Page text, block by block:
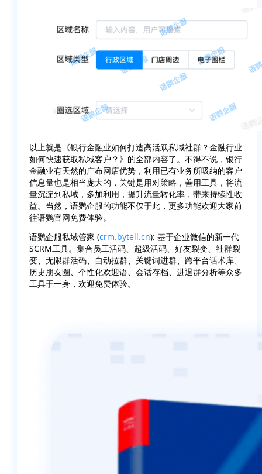
以上就是《银行金融业如何打造高活跃私域社群？金融行业
如何快速获取私域客户？》的全部内容了。不得不说，银行
金融业有天然的广布网店优势，利用已有业务所吸纳的客户
信息量也是相当庞大的，关键是用对策略，善用工具，将流
量沉淀到私域，多加利用，提升流量转化率，带来持续性收
益。当然，语鹦企服的功能不仅于此，更多功能欢迎大家前
往语鹦官网免费体验。
语鹦企服私域管家 (crm.bytell.cn): 基于企业微信的新一代
SCRM工具。集合员工活码、超级活码、好友裂变、社群裂
变、无限群活码、自动拉群、关键词进群、跨平台话术库、
历史朋友圈、个性化欢迎语、会话存档、进退群分析等众多
工具于一身，欢迎免费体验。